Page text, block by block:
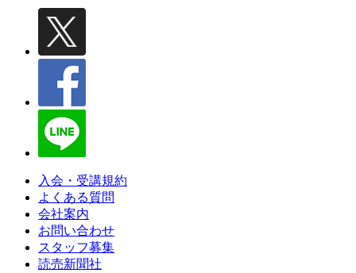
入会・受講規約
よくある質問
会社案内
お問い合わせ
スタッフ募集
読売新聞社